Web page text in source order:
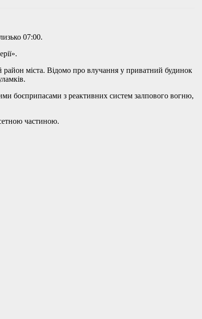
07:00.
район міста. Відомо про влучання у приватний будинок
боєприпасами з реактивних систем залпового вогню,
частиною.